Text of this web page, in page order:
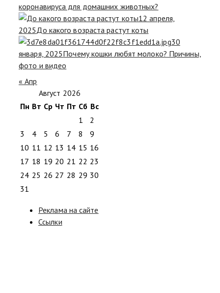
коронавируса для домашних животных?
12 апреля,
2025 До какого возраста растут коты
30
января, 2025Почему кошки любят молоко? Причины,
фото и видео
« Апр
Август 2026
Пн Вт Ср Чт Пт Сб Вс
1
2
3
4 5 6 7 8
9
10 11 12 13 14 15 16
17 18 19 20 21 22 23
24 25 26 27 28 29 30
31
Реклама на сайте
Ссылки